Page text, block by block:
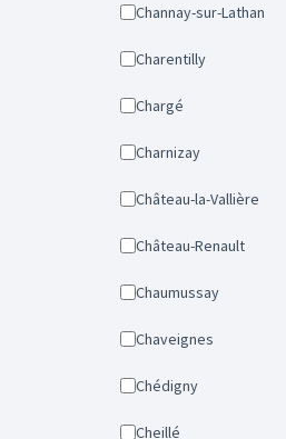
Channay-sur-Lathan
Charentilly
Chargé
Charnizay
Château-la-Vallière
Château-Renault
Chaumussay
Chaveignes
Chédigny
Cheillé